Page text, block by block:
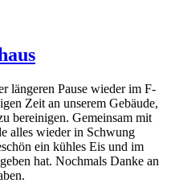
längeren Pause wieder im F-
Zeit an unserem Gebäude,
bereinigen. Gemeinsam mit
alles wieder in Schwung
ein kühles Eis und im
hat. Nochmals Danke an